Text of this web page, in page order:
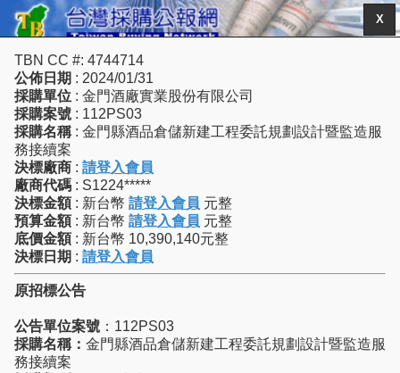
X
TBN CC #: 4744714
公佈日期 : 2024/01/31
採購單位 : 金門酒廠實業股份有限公司
採購案號 : 112PS03
採購名稱 : 金門縣酒品倉儲新建工程委託規劃設計暨監造服
務接續案
決標廠商 : 請登入會員
廠商代碼 : S1224*****
決標金額 : 新台幣 請登入會員 元整
預算金額 : 新台幣 請登入會員 元整
底價金額 : 新台幣 10,390,140元整
決標日期 : 請登入會員
原招標公告
公告單位案號 ：112PS03
採購名稱： 金門縣酒品倉儲新建工程委託規劃設計暨監造服
務接續案